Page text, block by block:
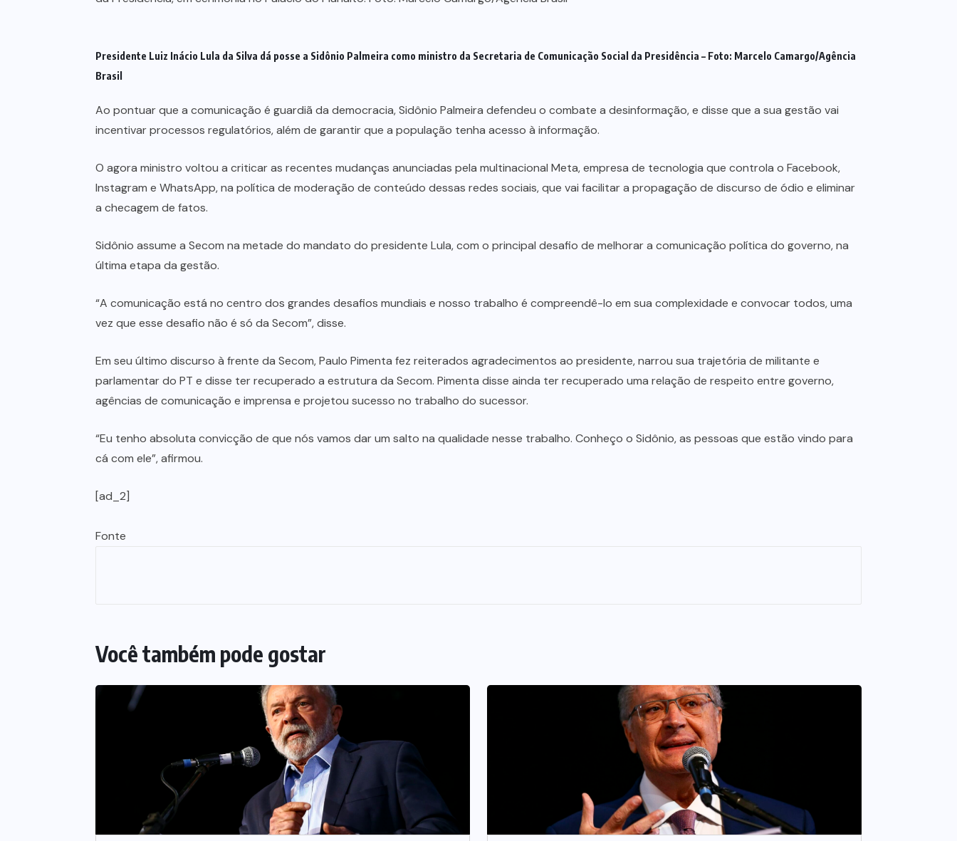
Presidente Luiz Inácio Lula da Silva dá posse a Sidônio Palmeira como ministro da Secretaria de Comunicação Social da Presidência – Foto: Marcelo Camargo/Agência
Brasil
Ao pontuar que a comunicação é guardiã da democracia, Sidônio Palmeira defendeu o combate a desinformação, e disse que a sua gestão vai
incentivar processos regulatórios, além de garantir que a população tenha acesso à informação.
O agora ministro voltou a criticar as recentes mudanças anunciadas pela multinacional Meta, empresa de tecnologia que controla o Facebook,
Instagram e WhatsApp, na política de moderação de conteúdo dessas redes sociais, que vai facilitar a propagação de discurso de ódio e eliminar
a checagem de fatos.
Sidônio assume a Secom na metade do mandato do presidente Lula, com o principal desafio de melhorar a comunicação política do governo, na
última etapa da gestão.
“A comunicação está no centro dos grandes desafios mundiais e nosso trabalho é compreendê-lo em sua complexidade e convocar todos, uma
vez que esse desafio não é só da Secom”, disse.
Em seu último discurso à frente da Secom, Paulo Pimenta fez reiterados agradecimentos ao presidente, narrou sua trajetória de militante e
parlamentar do PT e disse ter recuperado a estrutura da Secom. Pimenta disse ainda ter recuperado uma relação de respeito entre governo,
agências de comunicação e imprensa e projetou sucesso no trabalho do sucessor.
“Eu tenho absoluta convicção de que nós vamos dar um salto na qualidade nesse trabalho. Conheço o Sidônio, as pessoas que estão vindo para
cá com ele”, afirmou.
[ad_2]
Fonte
Você também pode gostar